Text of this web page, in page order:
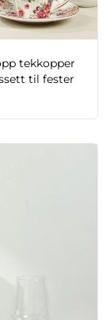
tekkopper
til fester